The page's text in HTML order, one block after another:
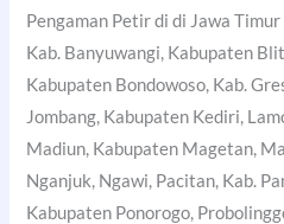
Pengaman Petir di di Jawa
Kab. Banyuwangi, Kabupaten
Kabupaten Bondowoso, Kab.
Jombang, Kabupaten Kediri,
Madiun, Kabupaten Magetan,
Nganjuk, Ngawi, Pacitan, Kab.
Kabupaten Ponorogo,